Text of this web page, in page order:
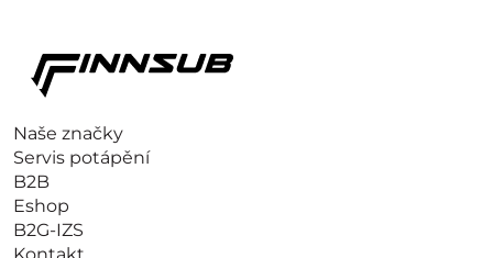
Naše značky
Servis potápění
B2B
Eshop
B2G-IZS